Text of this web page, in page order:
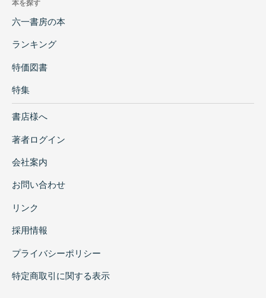
本を探す
六一書房の本
ランキング
特価図書
特集
書店様へ
著者ログイン
会社案内
お問い合わせ
リンク
採用情報
プライバシーポリシー
特定商取引に関する表示